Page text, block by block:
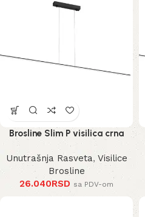
Brosline Slim P visilica crna
Unutrašnja Rasveta, Visilice
Brosline
26.040RSD sa PDV-om